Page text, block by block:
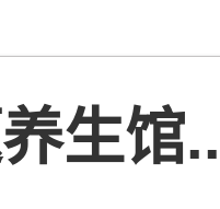
生馆